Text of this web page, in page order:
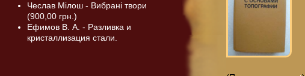
Чеслав Мілош - Вибрані твори
(900,00 грн.)
Ефимов В. А. - Разливка и
кристаллизация стали.